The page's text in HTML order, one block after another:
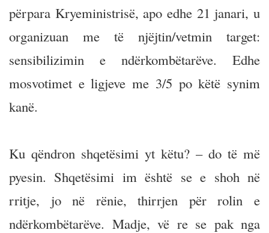
përpara Kryeministrisë, apo edhe 21 janari, u
organizuan me të njëjtin/vetmin target:
sensibilizimin e ndërkombëtarëve. Edhe
mosvotimet e ligjeve me 3/5 po këtë synim
kanë.
Ku qëndron shqetësimi yt këtu? – do të më
pyesin. Shqetësimi im është se e shoh në
rritje, jo në rënie, thirrjen për rolin e
ndërkombëtarëve. Madje, vë re se pak nga